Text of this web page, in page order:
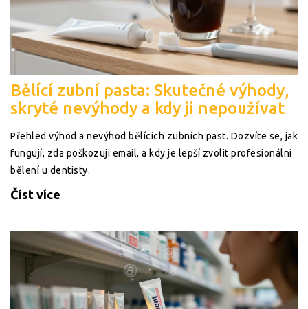
Bělící zubní pasta: Skutečné výhody,
skryté nevýhody a kdy ji nepoužívat
Přehled výhod a nevýhod bělících zubních past. Dozvíte se, jak
fungují, zda poškozuji email, a kdy je lepší zvolit profesionální
bělení u dentisty.
Číst více